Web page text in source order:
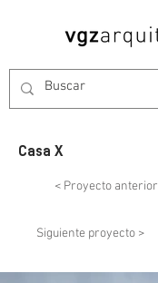
Casa X
< Proyecto anterior
Siguiente proyecto >